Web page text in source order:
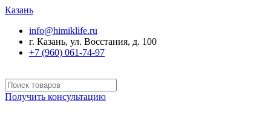
Казань
info@himiklife.ru
г. Казань, ул. Восстания, д. 100
+7 (960) 061-74-97
Получить консультацию